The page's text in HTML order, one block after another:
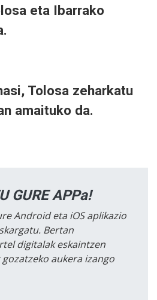
eta Ibarrako
Tolosa zeharkatu
amaituko da.
GURE APPa!
Android eta iOS aplikazio
Bertan
digitalak eskaintzen
aukera izango